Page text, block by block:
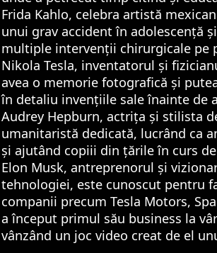
Frida Kahlo, celebra artistă
unui grav accident în adolescență
multiple intervenții chirurgicale pe
Nikola Tesla, inventatorul și
avea o memorie fotografică și
în detaliu invențiile sale înainte de
Audrey Hepburn, actrița și stilista
umanitaristă dedicată, lucrând ca
și ajutând copiii din țările în curs
Elon Musk, antreprenorul și
tehnologiei, este cunoscut pentru
companii precum Tesla Motors,
a început primul său business la
vânzând un joc video creat de el